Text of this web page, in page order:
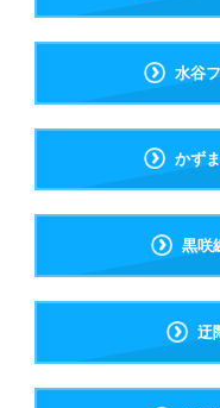
水谷
かず
黒咲
迂